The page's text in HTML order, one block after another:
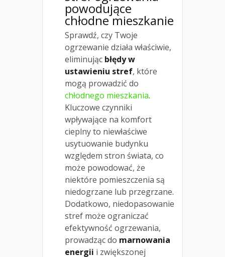
powodujące
chłodne mieszkanie
Sprawdź, czy Twoje
ogrzewanie działa właściwie,
eliminując błędy w
ustawieniu stref, które
mogą prowadzić do
chłodnego mieszkania.
Kluczowe czynniki
wpływające na komfort
cieplny to niewłaściwe
usytuowanie budynku
względem stron świata, co
może powodować, że
niektóre pomieszczenia są
niedogrzane lub przegrzane.
Dodatkowo, niedopasowanie
stref może ograniczać
efektywność ogrzewania,
prowadząc do marnowania
energii i zwiększonej